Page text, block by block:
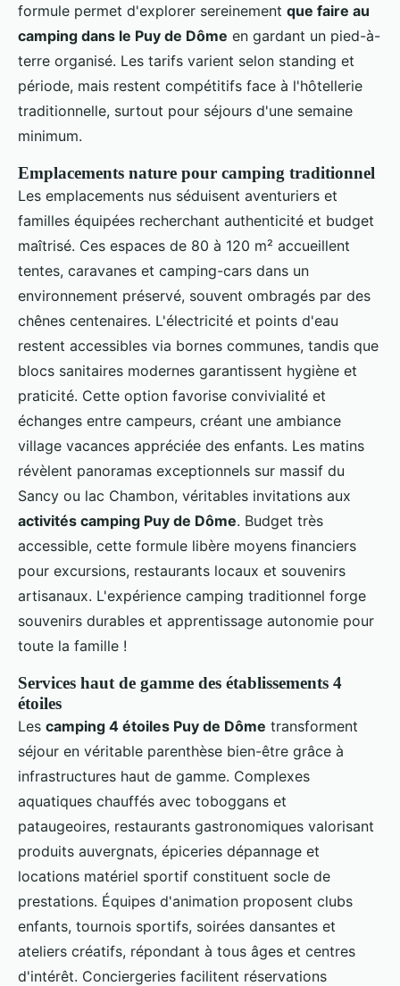
formule permet d'explorer sereinement que faire au
camping dans le Puy de Dôme en gardant un pied-à-
terre organisé. Les tarifs varient selon standing et
période, mais restent compétitifs face à l'hôtellerie
traditionnelle, surtout pour séjours d'une semaine
minimum.
Emplacements nature pour camping traditionnel
Les emplacements nus séduisent aventuriers et
familles équipées recherchant authenticité et budget
maîtrisé. Ces espaces de 80 à 120 m² accueillent
tentes, caravanes et camping-cars dans un
environnement préservé, souvent ombragés par des
chênes centenaires. L'électricité et points d'eau
restent accessibles via bornes communes, tandis que
blocs sanitaires modernes garantissent hygiène et
praticité. Cette option favorise convivialité et
échanges entre campeurs, créant une ambiance
village vacances appréciée des enfants. Les matins
révèlent panoramas exceptionnels sur massif du
Sancy ou lac Chambon, véritables invitations aux
activités camping Puy de Dôme. Budget très
accessible, cette formule libère moyens financiers
pour excursions, restaurants locaux et souvenirs
artisanaux. L'expérience camping traditionnel forge
souvenirs durables et apprentissage autonomie pour
toute la famille !
Services haut de gamme des établissements 4
étoiles
Les camping 4 étoiles Puy de Dôme transforment
séjour en véritable parenthèse bien-être grâce à
infrastructures haut de gamme. Complexes
aquatiques chauffés avec toboggans et
pataugeoires, restaurants gastronomiques valorisant
produits auvergnats, épiceries dépannage et
locations matériel sportif constituent socle de
prestations. Équipes d'animation proposent clubs
enfants, tournois sportifs, soirées dansantes et
ateliers créatifs, répondant à tous âges et centres
d'intérêt. Conciergeries facilitent réservations